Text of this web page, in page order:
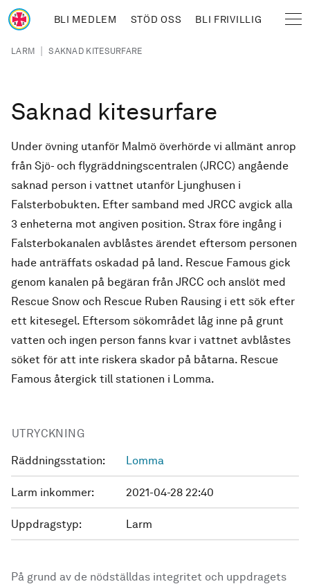
Hoppa till huvudinnehåll
BLI MEDLEM STÖD OSS BLI FRIVILLIG
Länkstig
LARM | SAKNAD KITESURFARE
Saknad kitesurfare
Under övning utanför Malmö överhörde vi allmänt anrop
från Sjö- och flygräddningscentralen (JRCC) angående
saknad person i vattnet utanför Ljunghusen i
Falsterbobukten. Efter samband med JRCC avgick alla
3 enheterna mot angiven position. Strax före ingång i
Falsterbokanalen avblåstes ärendet eftersom personen
hade anträffats oskadad på land. Rescue Famous gick
genom kanalen på begäran från JRCC och anslöt med
Rescue Snow och Rescue Ruben Rausing i ett sök efter
ett kitesegel. Eftersom sökområdet låg inne på grunt
vatten och ingen person fanns kvar i vattnet avblåstes
söket för att inte riskera skador på båtarna. Rescue
Famous återgick till stationen i Lomma.
UTRYCKNING
Räddningsstation: Lomma
Larm inkommer: 2021-04-28 22:40
Uppdragstyp: Larm
På grund av de nödställdas integritet och uppdragets